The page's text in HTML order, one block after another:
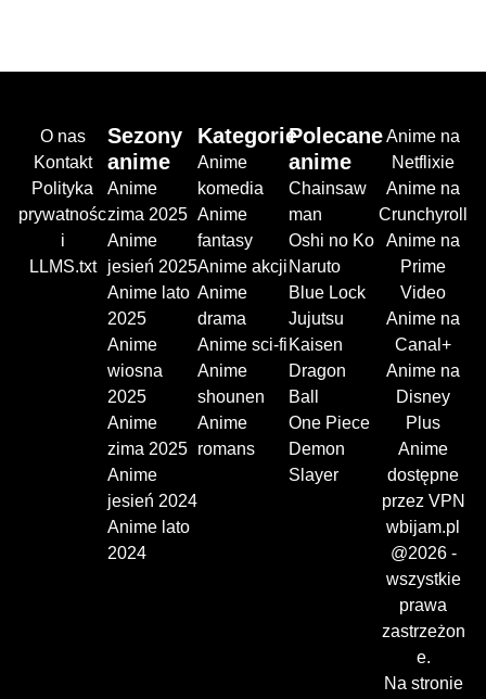
O nas
Kontakt
Polityka
prywatnośc
i
LLMS.txt
Sezony
anime
Anime
zima 2025
Anime
jesień 2025
Anime lato
2025
Anime
wiosna
2025
Anime
zima 2025
Anime
jesień 2024
Anime lato
2024
Kategorie
Anime
komedia
Anime
fantasy
Anime akcji
Anime
drama
Anime sci-fi
Anime
shounen
Anime
romans
Polecane
anime
Chainsaw
man
Oshi no Ko
Naruto
Blue Lock
Jujutsu
Kaisen
Dragon
Ball
One Piece
Demon
Slayer
Anime na
Netflixie
Anime na
Crunchyroll
Anime na
Prime
Video
Anime na
Canal+
Anime na
Disney
Plus
Anime
dostępne
przez VPN
wbijam.pl
@2026 -
wszystkie
prawa
zastrzeżon
e.
Na stronie